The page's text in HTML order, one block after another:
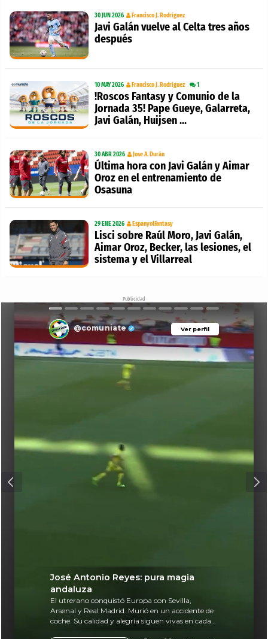
30 JUN 2026 Francisco J. Rodríguez
Javi Galán vuelve al Celta tres años
después
10 MAY 2026 Francisco J. Rodríguez 1
!Roscos Fantasy y Comunio de la
Jornada 35! Pape Gueye, Galarreta,
Javi Galán, Huijsen ...
30 ABR 2026 Jose A. Durán
Última hora con Javi Galán y Aimar
Oroz en el entrenamiento de
Osasuna
29 ENE 2026 EspanyolFantasy
Lisci sobre Raúl Moro, Javi Galán,
Aimar Oroz, Becker, las lesiones, el
sistema y el Villarreal
Publicidad
Ver perfil
@comuniate Ver perfil
José Antonio Reyes: pura magia
andaluza
El utrerano conquistó Europa con Sevilla,
Arsenal y Real Madrid. Murió en un accidente de
coche. Su calidad y alegría siguen vivas en cada